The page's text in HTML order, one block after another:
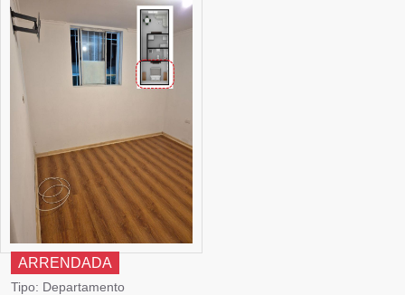
ARRENDADA
Tipo: Departamento